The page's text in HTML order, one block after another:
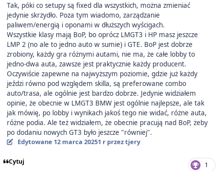
Tak, póki co setupy są fixed dla wszystkich, można zmieniać
jedynie skrzydło. Poza tym wiadomo, zarządzanie
paliwem/energią i oponami w dłuższych wyścigach.
Wszystkie klasy mają BoP, bo oprócz LMGT3 i HP masz jeszcze
LMP 2 (no ale to jedno auto w sumie) i GTE. BoP jest dobrze
zrobiony, każdy gra różnymi autami, nie ma, że całe lobby to
jedno-dwa auta, zawsze jest praktycznie każdy producent.
Oczywiście zapewne na najwyższym poziomie, gdzie już każdy
jeździ równo pod względem skilla, są preferowane combo
auto/trasa, ale ogólnie jest bardzo dobrze. Jedynie widziałem
opinie, że obecnie w LMGT3 BMW jest ogólnie najlepsze, ale tak
jak mówię, po lobby i wynikach jakoś tego nie widać, różne auta,
różne podia. Ale też widziałem, że obecnie pracują nad BoP, żeby
po dodaniu nowych GT3 było jeszcze "równiej".
Edytowane 12 marca 20251 r przez tjery
Cytuj 1